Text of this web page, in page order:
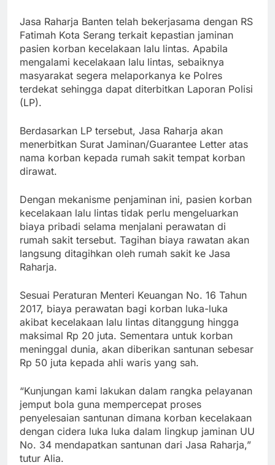
Jasa Raharja Banten telah bekerjasama dengan RS
Fatimah Kota Serang terkait kepastian jaminan
pasien korban kecelakaan lalu lintas. Apabila
mengalami kecelakaan lalu lintas, sebaiknya
masyarakat segera melaporkanya ke Polres
terdekat sehingga dapat diterbitkan Laporan Polisi
(LP).
Berdasarkan LP tersebut, Jasa Raharja akan
menerbitkan Surat Jaminan/Guarantee Letter atas
nama korban kepada rumah sakit tempat korban
dirawat.
Dengan mekanisme penjaminan ini, pasien korban
kecelakaan lalu lintas tidak perlu mengeluarkan
biaya pribadi selama menjalani perawatan di
rumah sakit tersebut. Tagihan biaya rawatan akan
langsung ditagihkan oleh rumah sakit ke Jasa
Raharja.
Sesuai Peraturan Menteri Keuangan No. 16 Tahun
2017, biaya perawatan bagi korban luka-luka
akibat kecelakaan lalu lintas ditanggung hingga
maksimal Rp 20 juta. Sementara untuk korban
meninggal dunia, akan diberikan santunan sebesar
Rp 50 juta kepada ahli waris yang sah.
“Kunjungan kami lakukan dalam rangka pelayanan
jemput bola guna mempercepat proses
penyelesaian santunan dimana korban kecelakaan
dengan cidera luka luka dalam lingkup jaminan UU
No. 34 mendapatkan santunan dari Jasa Raharja,”
tutur Alia.